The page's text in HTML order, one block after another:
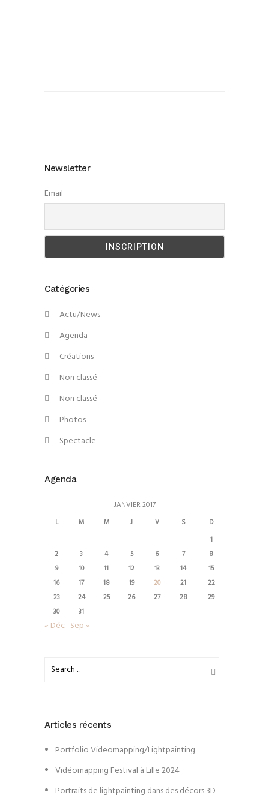
Newsletter
Email
Catégories
Actu/News
Agenda
Créations
Non classé
Non classé
Photos
Spectacle
Agenda
JANVIER 2017
L M M J V S
D
1
2
3 4 5 6 7
8
9
10 11 12 13 14
15
16
17 18 19 20 21
22
23
24 25 26 27 28
29
30
31
« Déc Sep »
Articles récents
Portfolio Videomapping/Lightpainting
Vidéomapping Festival à Lille 2024
Portraits de lightpainting dans des décors 3D